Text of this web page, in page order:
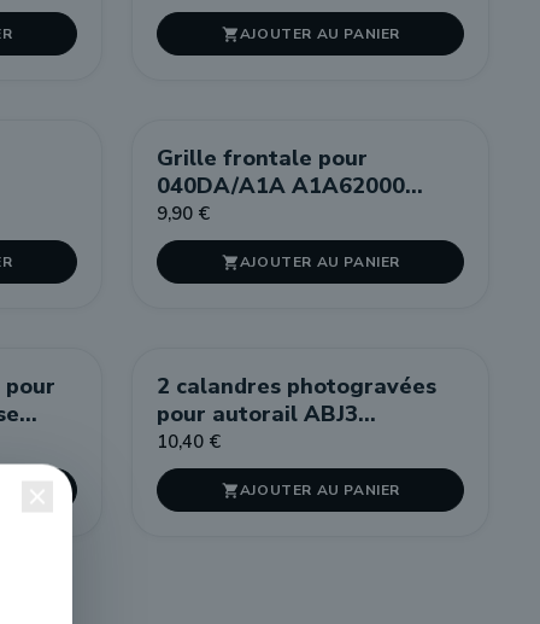
AJOUTER AU PANIER
Grille frontale pour
040DA/A1A A1A62000
DJH/Model Loco
9,90 €
AJOUTER AU PANIER
2 calandres photogravées
pour autorail ABJ3
Electrotren
10,40 €
AJOUTER AU PANIER